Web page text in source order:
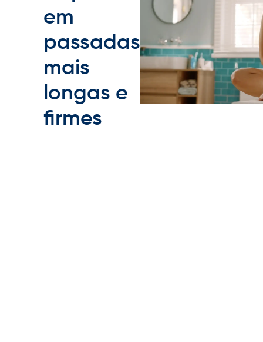
em
passadas
mais
longas e
firmes